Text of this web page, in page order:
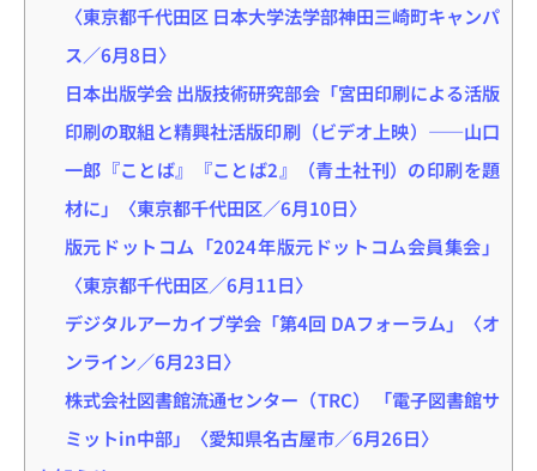
〈東京都千代田区 日本大学法学部神田三崎町キャンパ
ス／6月8日〉
日本出版学会 出版技術研究部会「宮田印刷による活版
印刷の取組と精興社活版印刷（ビデオ上映）――山口
一郎『ことば』『ことば2』（青土社刊）の印刷を題
材に」〈東京都千代田区／6月10日〉
版元ドットコム「2024年版元ドットコム会員集会」
〈東京都千代田区／6月11日〉
デジタルアーカイブ学会「第4回 DAフォーラム」〈オ
ンライン／6月23日〉
株式会社図書館流通センター（TRC） 「電子図書館サ
ミットin中部」〈愛知県名古屋市／6月26日〉